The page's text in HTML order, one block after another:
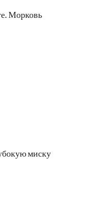
Морковь
миску